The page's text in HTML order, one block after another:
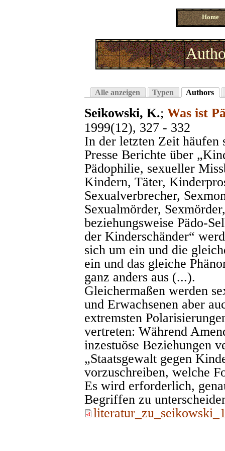
Home
Alle anzeigen Typen Authors
Seikowski, K.; Was ist
1999(12), 327 - 332
In der letzten Zeit häufen
Presse Berichte über
Pädophilie, sexueller
Kindern, Täter,
Sexualverbrecher,
Sexualmörder,
beziehungsweise Pädo-
der Kinderschänder“
sich um ein und die
ein und das gleiche
ganz anders aus (...).
Gleichermaßen werden
und Erwachsenen aber
extremsten
vertreten: Während
inzestuöse Beziehungen
„Staatsgewalt gegen
vorzuschreiben, welche
Es wird erforderlich,
Begriffen zu